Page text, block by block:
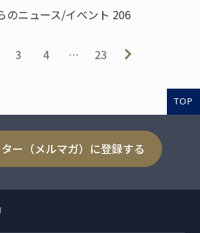
のニュース/イベント 206
3 4 … 23
TOP
ー（メルマガ）に登録する